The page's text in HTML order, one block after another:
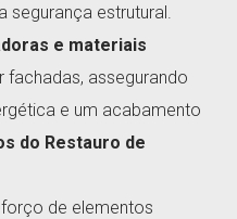
segurança estrutural.
e materiais
fachadas, assegurando
e um acabamento
do Restauro de
de elementos